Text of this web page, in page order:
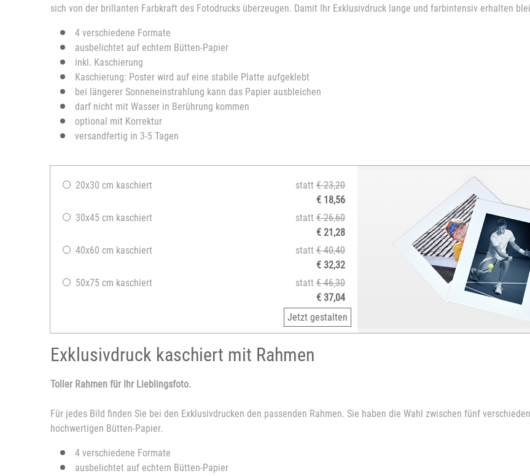
sich von der brillanten Farbkraft des Fotodrucks überzeugen. Damit Ihr Exklusivdruck lange und farbintensiv erhalten
4 verschiedene Formate
ausbelichtet auf echtem Bütten-Papier
inkl. Kaschierung
Kaschierung: Poster wird auf eine stabile Platte aufgeklebt
bei längerer Sonneneinstrahlung kann das Papier ausbleichen
darf nicht mit Wasser in Berührung kommen
optional mit Korrektur
versandfertig in 3-5 Tagen
20x30 cm kaschiert statt € 23,20
€ 18,56
30x45 cm kaschiert
statt € 26,60
€ 21,28
40x60 cm kaschiert
statt € 40,40
€ 32,32
50x75 cm kaschiert
statt € 46,30
€ 37,04
Jetzt gestalten
Exklusivdruck kaschiert mit Rahmen
Toller Rahmen für Ihr Lieblingsfoto.
Für jedes Bild finden Sie bei den Exklusivdrucken den passenden Rahmen. Sie haben die Wahl zwischen fünf
hochwertigen Bütten-Papier.
4 verschiedene Formate
ausbelichtet auf echtem Bütten-Papier